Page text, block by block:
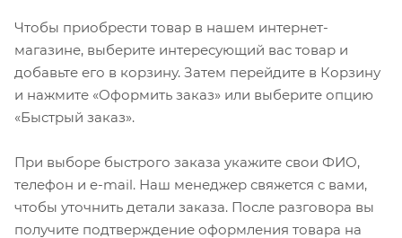
Чтобы приобрести товар в нашем интернет-
магазине, выберите интересующий вас товар и
добавьте его в корзину. Затем перейдите в Корзину
и нажмите «Оформить заказ» или выберите опцию
«Быстрый заказ».
При выборе быстрого заказа укажите свои ФИО,
телефон и e-mail. Наш менеджер свяжется с вами,
чтобы уточнить детали заказа. После разговора вы
получите подтверждение оформления товара на